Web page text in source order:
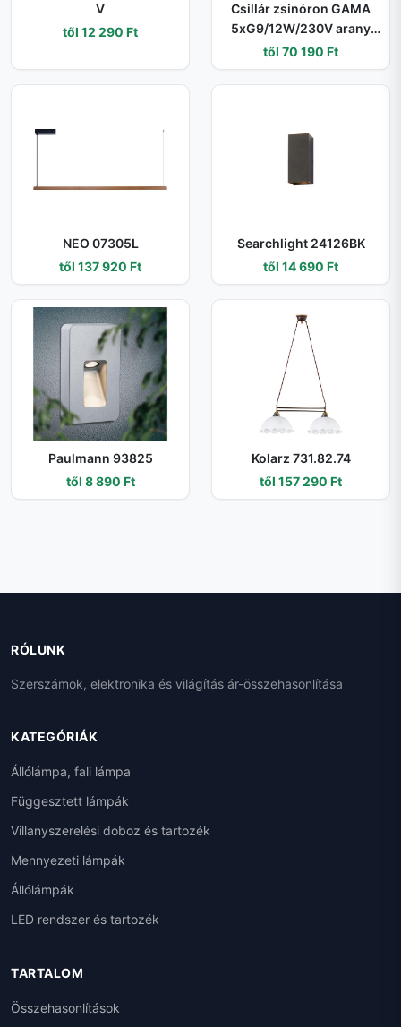
V
től 12 290 Ft
Csillár zsinóron GAMA
5xG9/12W/230V arany
33381
től 70 190 Ft
NEO 07305L
től 137 920 Ft
Searchlight 24126BK
től 14 690 Ft
Paulmann 93825
től 8 890 Ft
Kolarz 731.82.74
től 157 290 Ft
RÓLUNK
Szerszámok, elektronika és világítás ár-összehasonlítása
KATEGÓRIÁK
Állólámpa, fali lámpa
Függesztett lámpák
Villanyszerelési doboz és tartozék
Mennyezeti lámpák
Állólámpák
LED rendszer és tartozék
TARTALOM
Összehasonlítások